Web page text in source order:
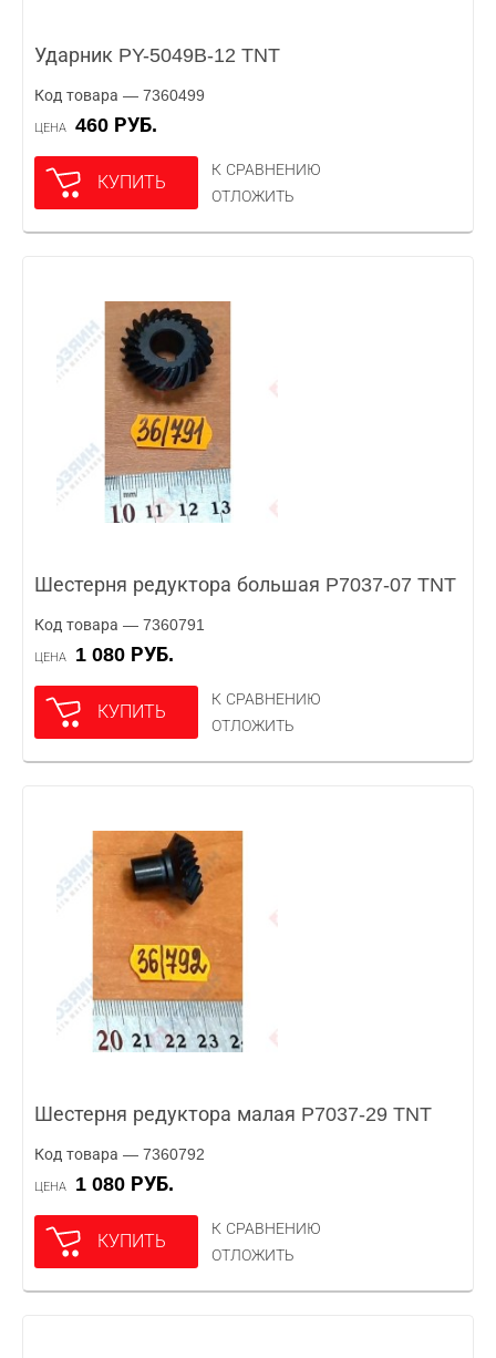
Ударник PY-5049B-12 TNT
Код товара — 7360499
ЦЕНА 460 РУБ.
КУПИТЬ
К СРАВНЕНИЮ
ОТЛОЖИТЬ
Шестерня редуктора большая P7037-07 TNT
Код товара — 7360791
ЦЕНА 1 080 РУБ.
КУПИТЬ
К СРАВНЕНИЮ
ОТЛОЖИТЬ
Шестерня редуктора малая P7037-29 TNT
Код товара — 7360792
ЦЕНА 1 080 РУБ.
КУПИТЬ
К СРАВНЕНИЮ
ОТЛОЖИТЬ